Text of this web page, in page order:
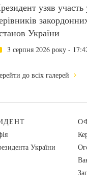
узяв участь
України
3 серпня 2026 року -
до всіх галерей
України